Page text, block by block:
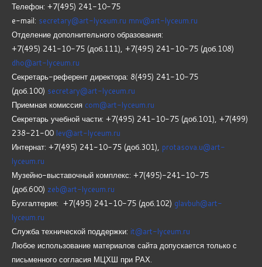
Телефон: +7(495) 241-10-75
e-mail: secretary@art-lyceum.ru mnv@art-lyceum.ru
Отделение дополнительного образования:
+7(495) 241-10-75 (доб.111), +7(495) 241-10-75 (доб.108)
dho@art-lyceum.ru
Секретарь-референт директора: 8(495) 241-10-75
(доб.100) secretary@art-lyceum.ru
Приемная комиссия com@art-lyceum.ru
Секретарь учебной части: +7(495) 241-10-75 (доб.101), +7(499)
238-21-00 lev@art-lyceum.ru
Интернат: +7(495) 241-10-75 (доб.301), protasova.u@art-
lyceum.ru
Музейно-выставочный комплекс: +7(495)-241-10-75
(доб.600) zeb@art-lyceum.ru
Бухгалтерия: +7(495) 241-10-75 (доб.102) glavbuh@art-
lyceum.ru
Служба технической поддержки: it@art-lyceum.ru
Любое использование материалов сайта допускается только с
письменного согласия МЦХШ при РАХ.